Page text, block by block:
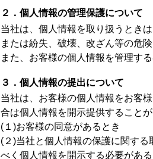
２．個人情報の管理保護について
当社は、個人情報を取り扱うとき
または紛失、破壊、改ざん等の危
また、お客様の個人情報を管理す
３．個人情報の提出について
当社は、お客様の個人情報をお客
合は個人情報を開示提供することが
(１)お客様の同意があるとき
(２)当社と個人情報の保護に関す
べく個人情報を開示する必要がある